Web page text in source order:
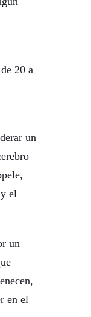
20 a
un
el
un
en el